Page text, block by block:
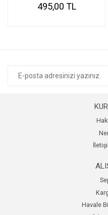
495,00 TL
Havale